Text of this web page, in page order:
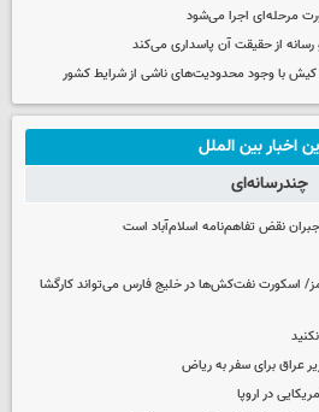
مرحله‌ای اجرا می‌شود
از حقیقت آن پاسداری می‌کند
با وجود محدودیت‌های ناشی از شرایط کشور
اخبار بین الملل
چندرسانه‌ای
نقض تفاهم‌نامه اسلام‌آباد است
اسکورت نفت‌کش‌ها در خلیج فارس می‌تواند کارگشا
عراق برای سفر به ریاض
در اروپا